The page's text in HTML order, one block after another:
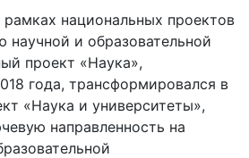
национальных проектов
научной и образовательной
проект «Наука»,
года, трансформировался в
«Наука и университеты»,
направленность на